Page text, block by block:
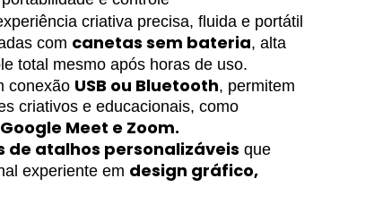
criativa precisa, fluida e portátil
com canetas sem bateria, alta
total mesmo após horas de uso.
conexão USB ou Bluetooth, permitem
Meet e Zoom.
de atalhos personalizáveis que
experiente em design gráfico,